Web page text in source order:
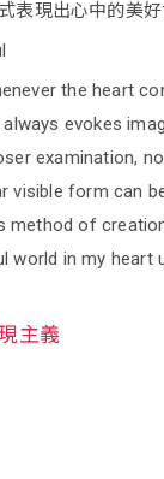
表現出心中的美
the heart
always evokes
examination,
visible form can
method of
world in my heart
主義